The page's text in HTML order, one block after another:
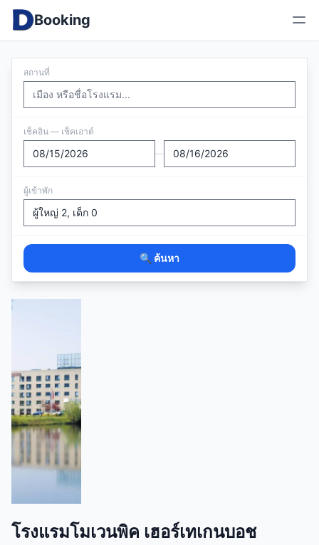
Booking
สถานที่
เช็คอิน — เช็คเอาต์
—
ผู้เข้าพัก
🔍 ค้นหา
โรงแรมโมเวนพิค เฮอร์เทเกนบอช